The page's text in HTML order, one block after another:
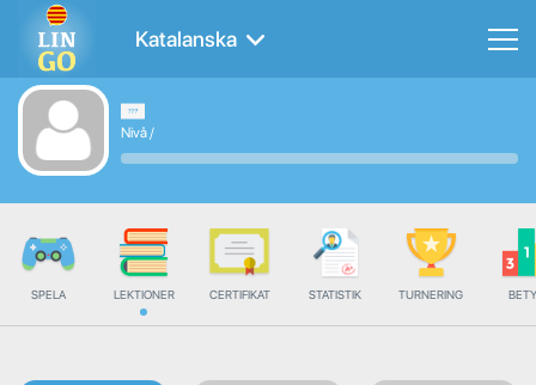
Katalanska
Nivå/
SPELA LEKTIONER CERTIFIKAT STATISTIK TURNERING